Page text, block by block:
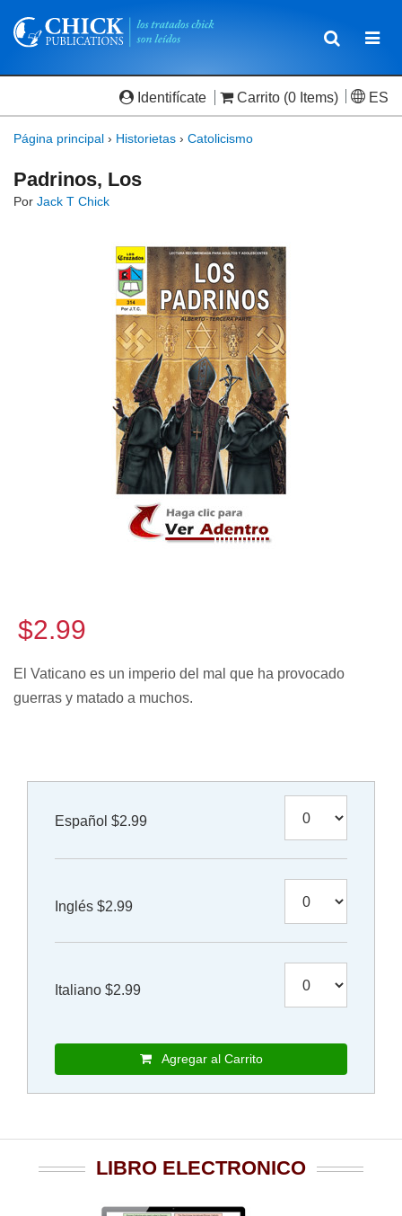
Toggle
Identifícate Carrito (0 Items) ES
Página principal › Historietas › Catolicismo
Padrinos, Los
Por Jack T Chick
$2.99
El Vaticano es un imperio del mal que ha provocado
guerras y matado a muchos.
Español $2.99
Inglés $2.99
Italiano $2.99
Agregar al Carrito
LIBRO ELECTRONICO